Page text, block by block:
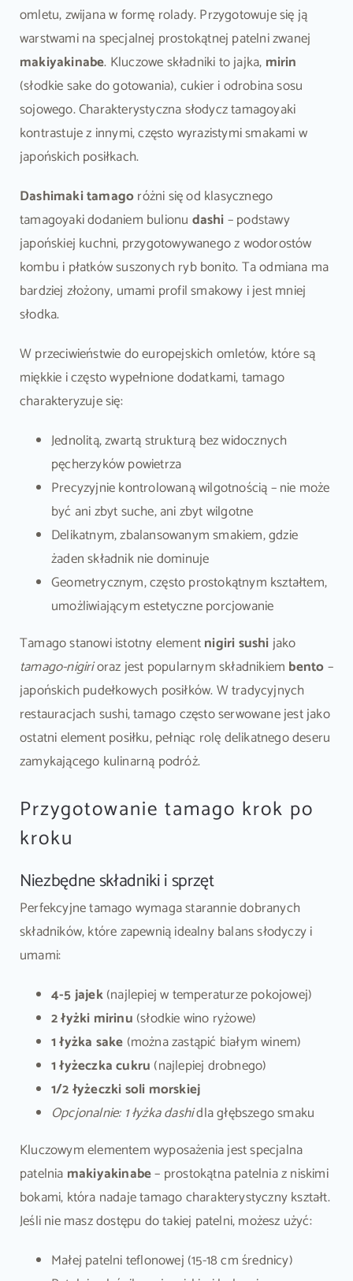
omletu, zwijana w formę rolady. Przygotowuje się ją
warstwami na specjalnej prostokątnej patelni zwanej
makiyakinabe. Kluczowe składniki to jajka, mirin
(słodkie sake do gotowania), cukier i odrobina sosu
sojowego. Charakterystyczna słodycz tamagoyaki
kontrastuje z innymi, często wyrazistymi smakami w
japońskich posiłkach.
Dashimaki tamagoróżni się od klasycznego
tamagoyaki dodaniem bulionu dashi– podstawy
japońskiej kuchni, przygotowywanego z wodorostów
kombu i płatków suszonych ryb bonito. Ta odmiana ma
bardziej złożony, umami profil smakowy i jest mniej
słodka.
W przeciwieństwie do europejskich omletów, które są
miękkie i często wypełnione dodatkami, tamago
charakteryzuje się:
Jednolitą, zwartą strukturą bez widocznych
pęcherzyków powietrza
Precyzyjnie kontrolowaną wilgotnością – nie może
być ani zbyt suche, ani zbyt wilgotne
Delikatnym, zbalansowanym smakiem, gdzie
żaden składnik nie dominuje
Geometrycznym, często prostokątnym kształtem,
umożliwiającym estetyczne porcjowanie
Tamago stanowi istotny elementnigiri sushijako
tamago-nigirioraz jest popularnym składnikiem bento–
japońskich pudełkowych posiłków. W tradycyjnych
restauracjach sushi, tamago często serwowane jest jako
ostatni element posiłku, pełniąc rolę delikatnego deseru
zamykającego kulinarną podróż.
Przygotowanie tamago krok po
kroku
Niezbędne składniki i sprzęt
Perfekcyjne tamago wymaga starannie dobranych
składników, które zapewnią idealny balans słodyczy i
umami:
4-5 jajek(najlepiej w temperaturze pokojowej)
2 łyżki mirinu (słodkie wino ryżowe)
1 łyżka sake (można zastąpić białym winem)
1 łyżeczka cukru (najlepiej drobnego)
1/2 łyżeczki soli morskiej
Opcjonalnie: 1 łyżka dashidla głębszego smaku
Kluczowym elementem wyposażenia jest specjalna
patelnia makiyakinabe– prostokątna patelnia z niskimi
bokami, która nadaje tamago charakterystyczny kształt.
Jeśli nie masz dostępu do takiej patelni, możesz użyć:
Małej patelni teflonowej (15-18 cm średnicy)